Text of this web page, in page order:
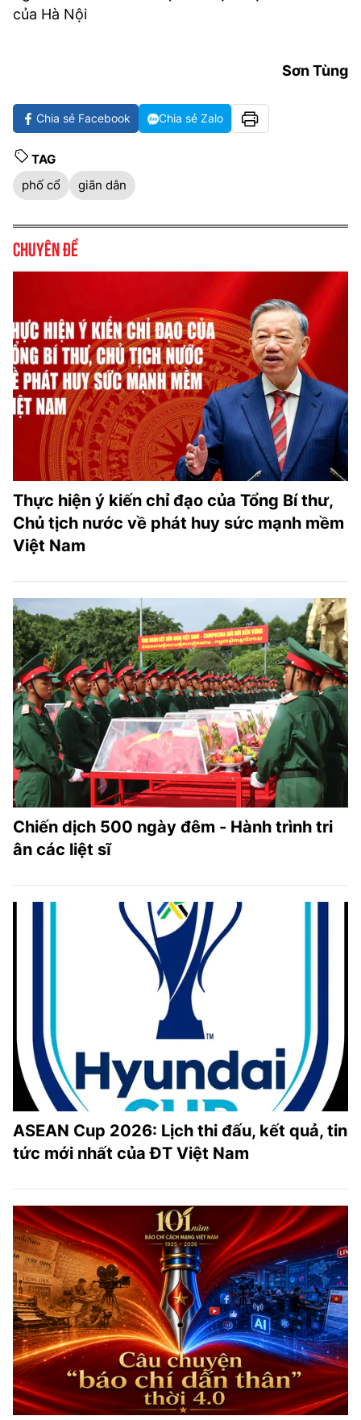
của Hà Nội
Sơn Tùng
Chia sẻ Facebook Chia sẻ Zalo
TAG
phố cổ
giãn dân
Chuyên đề
Thực hiện ý kiến chỉ đạo của Tổng Bí thư,
Chủ tịch nước về phát huy sức mạnh mềm
Việt Nam
Chiến dịch 500 ngày đêm - Hành trình tri
ân các liệt sĩ
ASEAN Cup 2026: Lịch thi đấu, kết quả, tin
tức mới nhất của ĐT Việt Nam